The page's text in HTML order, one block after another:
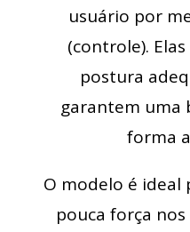
usuário por
(controle).
postura
garantem uma
forma
O modelo é ideal
pouca força